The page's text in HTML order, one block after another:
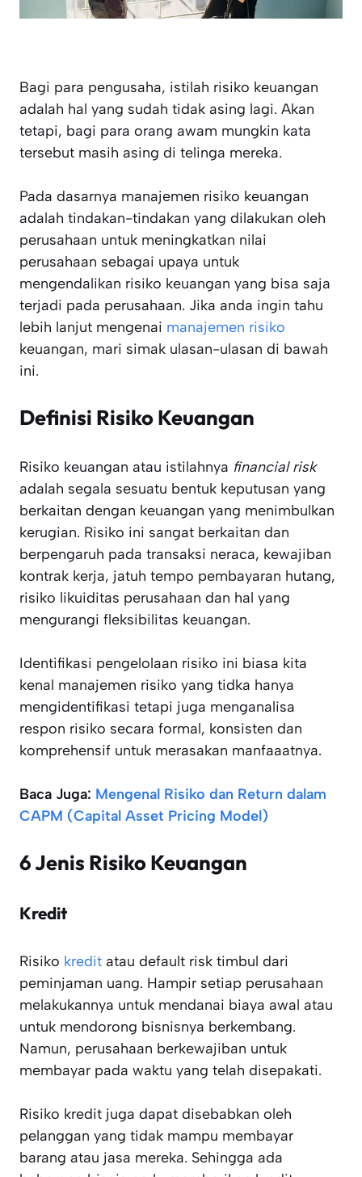
Bagi para pengusaha, istilah risiko keuangan
adalah hal yang sudah tidak asing lagi. Akan
tetapi, bagi para orang awam mungkin kata
tersebut masih asing di telinga mereka.
Pada dasarnya manajemen risiko keuangan
adalah tindakan-tindakan yang dilakukan oleh
perusahaan untuk meningkatkan nilai
perusahaan sebagai upaya untuk
mengendalikan risiko keuangan yang bisa saja
terjadi pada perusahaan. Jika anda ingin tahu
lebih lanjut mengenai manajemen risiko
keuangan, mari simak ulasan-ulasan di bawah
ini.
Definisi Risiko Keuangan
Risiko keuangan atau istilahnya financial risk
adalah segala sesuatu bentuk keputusan yang
berkaitan dengan keuangan yang menimbulkan
kerugian. Risiko ini sangat berkaitan dan
berpengaruh pada transaksi neraca, kewajiban
kontrak kerja, jatuh tempo pembayaran hutang,
risiko likuiditas perusahaan dan hal yang
mengurangi fleksibilitas keuangan.
Identifikasi pengelolaan risiko ini biasa kita
kenal manajemen risiko yang tidka hanya
mengidentifikasi tetapi juga menganalisa
respon risiko secara formal, konsisten dan
komprehensif untuk merasakan manfaaatnya.
Baca Juga: Mengenal Risiko dan Return dalam
CAPM (Capital Asset Pricing Model)
6 Jenis Risiko Keuangan
Kredit
Risiko kredit atau default risk timbul dari
peminjaman uang. Hampir setiap perusahaan
melakukannya untuk mendanai biaya awal atau
untuk mendorong bisnisnya berkembang.
Namun, perusahaan berkewajiban untuk
membayar pada waktu yang telah disepakati.
Risiko kredit juga dapat disebabkan oleh
pelanggan yang tidak mampu membayar
barang atau jasa mereka. Sehingga ada